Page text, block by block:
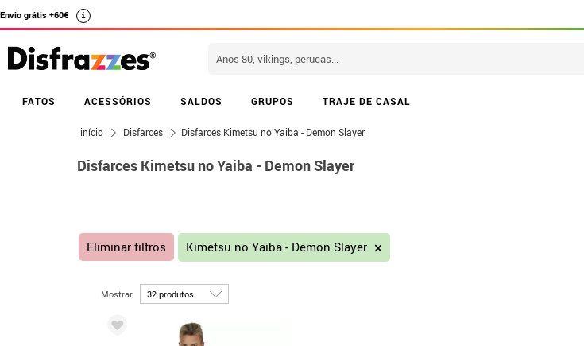
Envio grátis +60€ i
FATOS ACESSÓRIOS SALDOS GRUPOS TRAJE DE CASAL
início Disfarces Disfarces Kimetsu no Yaiba - Demon Slayer
Disfarces Kimetsu no Yaiba - Demon Slayer
Eliminar filtros Kimetsu no Yaiba - Demon Slayer
Mostrar: